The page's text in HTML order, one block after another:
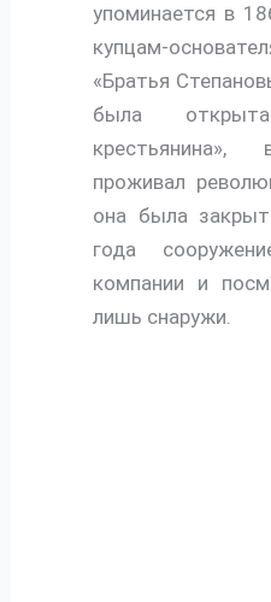
упоминается в
купцам-
«Братья
была
проживал
она была
года
компании и
лишь снаружи.